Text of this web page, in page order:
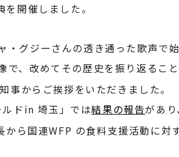
開催しました。
・グジーさんの透き通った歌声で
で、改めてその歴史を振り返るこ
事からご挨拶をいただきました。
ルドin 埼玉」では結果の報告があ
から国連WFP の食料支援活動に対